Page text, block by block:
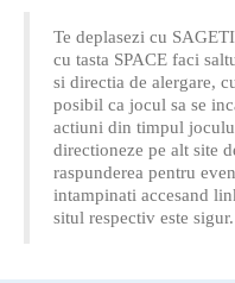
Te deplasezi cu
cu tasta SPACE faci
si directia de alergare,
posibil ca jocul sa se
actiuni din timpul
directioneze pe alt site
raspunderea pentru
intampinati accesand
situl respectiv este sigur.